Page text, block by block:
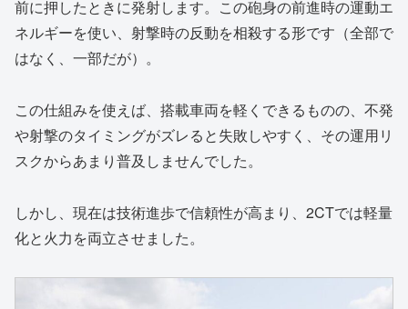
前に押したときに発射します。この砲身の前進時の運動エ
ネルギーを使い、射撃時の反動を相殺する形です（全部で
はなく、一部だが）。
この仕組みを使えば、搭載車両を軽くできるものの、不発
や射撃のタイミングがズレると失敗しやすく、その運用リ
スクからあまり普及しませんでした。
しかし、現在は技術進歩で信頼性が高まり、2CTでは軽量
化と火力を両立させました。